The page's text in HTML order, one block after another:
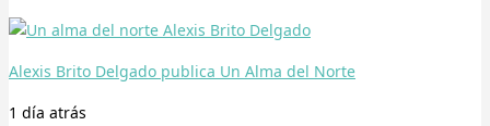
Alexis Brito Delgado publica Un Alma del Norte
1 día atrás